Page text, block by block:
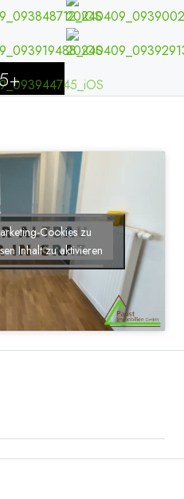
Cookies zu
Inhalt zu aktivieren